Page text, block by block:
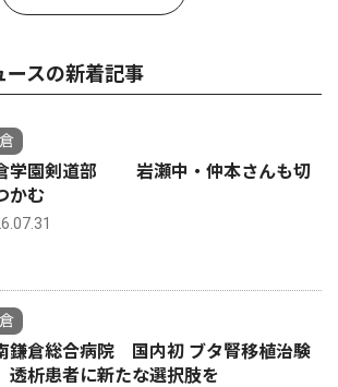
ースの新着記事
学園剣道部 岩瀬中・仲本さんも切
かむ
鎌倉総合病院 国内初 ブタ腎移植治験
析患者に新たな選択肢を